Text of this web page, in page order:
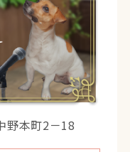
野本町2－18